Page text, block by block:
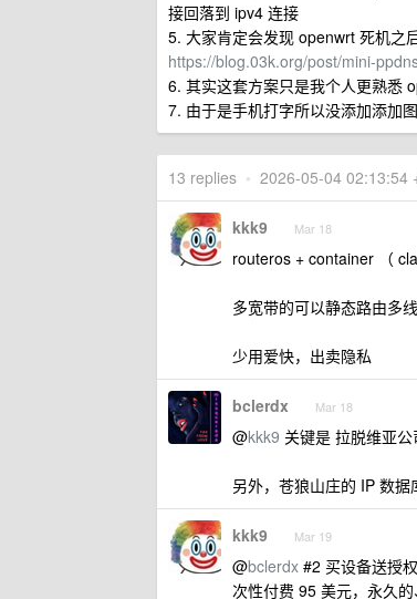
接回落到 ipv4 连接
5. 大家肯定会发现 openwrt 死机之
https://blog.03k.org/post/mini-
6. 其实这套方案只是我个人更熟悉
7. 由于是手机打字所以没添加添加
13 replies • 2026-05-04 02:13:54
kkk9 Mar 18
routeros + container （
多宽带的可以静态路由多
少用爱快，出卖隐私
bclerdx Mar 18
@kkk9 关键是 拉脱维亚
另外，苍狼山庄的 IP 数据
kkk9 Mar 19
@bclerdx #2 买设备送授
次性付费 95 美元，永久